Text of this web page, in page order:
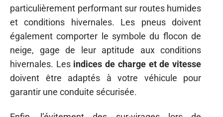
particulièrement performant sur routes humides
et conditions hivernales. Les pneus doivent
également comporter le symbole du flocon de
neige, gage de leur aptitude aux conditions
hivernales. Les indices de charge et de vitesse
doivent être adaptés à votre véhicule pour
garantir une conduite sécurisée.